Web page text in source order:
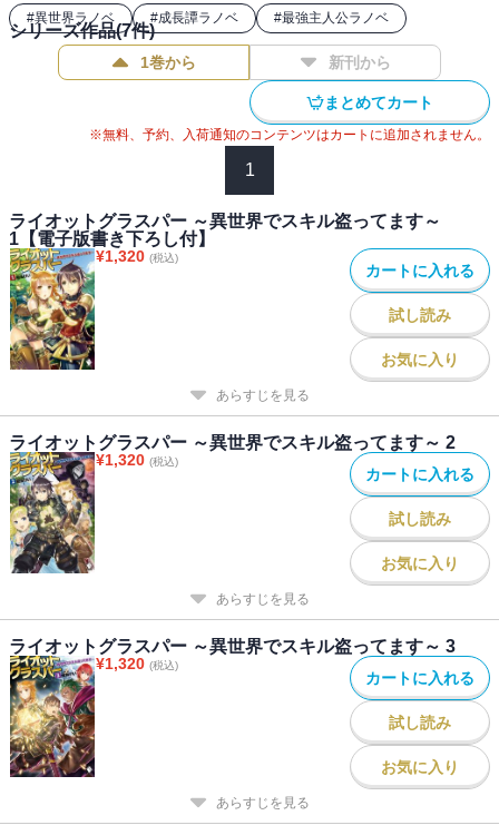
#異世界ラノベ #成長譚ラノベ #最強主人公ラノベ
シリーズ作品(7件)
1巻から 新刊から
まとめてカート
※無料、予約、入荷通知のコンテンツはカートに追加されません。
1
ライオットグラスパー ～異世界でスキル盗ってます～
1【電子版書き下ろし付】
¥1,320 (税込)
カートに入れる
試し読み
お気に入り
あらすじを見る
ライオットグラスパー ～異世界でスキル盗ってます～ 2
¥1,320 (税込)
カートに入れる
試し読み
お気に入り
あらすじを見る
ライオットグラスパー ～異世界でスキル盗ってます～ 3
¥1,320 (税込)
カートに入れる
試し読み
お気に入り
あらすじを見る